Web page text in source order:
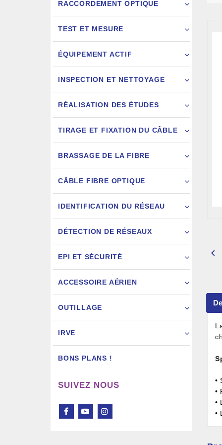
RACCORDEMENT OPTIQUE
TEST ET MESURE
ÉQUIPEMENT ACTIF
INSPECTION ET NETTOYAGE
RÉALISATION DES ÉTUDES
TIRAGE ET FIXATION DU CÂBLE
BRASSAGE DE LA FIBRE
CÂBLE FIBRE OPTIQUE
IDENTIFICATION DU RÉSEAU
DÉTECTION DE RÉSEAUX
EPI ET SÉCURITÉ
ACCESSOIRE AÉRIEN
OUTILLAGE
IRVE
BONS PLANS !
SUIVEZ NOUS

•
•
•
•